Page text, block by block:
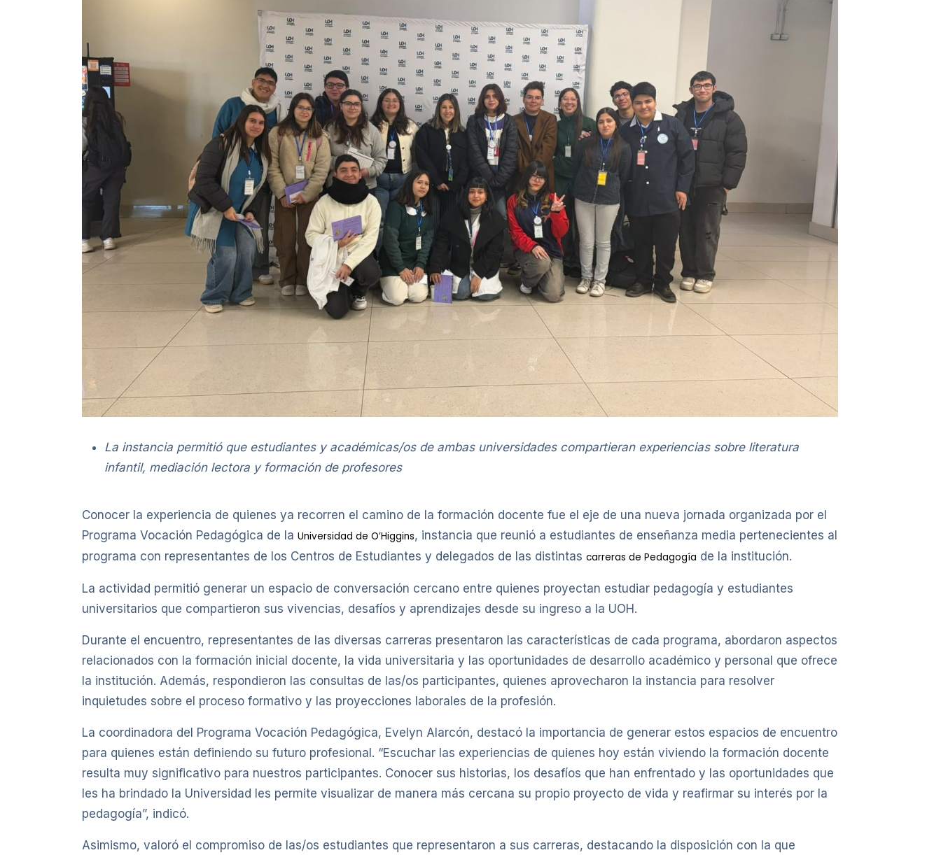
La instancia permitió que estudiantes y académicas/os de ambas universidades compartieran experiencias sobre literatura
infantil, mediación lectora y formación de profesores
Conocer la experiencia de quienes ya recorren el camino de la formación docente fue el eje de una nueva jornada organizada por el
Programa Vocación Pedagógica de la Universidad de O’Higgins, instancia que reunió a estudiantes de enseñanza media pertenecientes al
programa con representantes de los Centros de Estudiantes y delegados de las distintas carreras de Pedagogía de la institución.
La actividad permitió generar un espacio de conversación cercano entre quienes proyectan estudiar pedagogía y estudiantes
universitarios que compartieron sus vivencias, desafíos y aprendizajes desde su ingreso a la UOH.
Durante el encuentro, representantes de las diversas carreras presentaron las características de cada programa, abordaron aspectos
relacionados con la formación inicial docente, la vida universitaria y las oportunidades de desarrollo académico y personal que ofrece
la institución. Además, respondieron las consultas de las/os participantes, quienes aprovecharon la instancia para resolver
inquietudes sobre el proceso formativo y las proyecciones laborales de la profesión.
La coordinadora del Programa Vocación Pedagógica, Evelyn Alarcón, destacó la importancia de generar estos espacios de encuentro
para quienes están definiendo su futuro profesional. “Escuchar las experiencias de quienes hoy están viviendo la formación docente
resulta muy significativo para nuestros participantes. Conocer sus historias, los desafíos que han enfrentado y las oportunidades que
les ha brindado la Universidad les permite visualizar de manera más cercana su propio proyecto de vida y reafirmar su interés por la
pedagogía”, indicó.
Asimismo, valoró el compromiso de las/os estudiantes que representaron a sus carreras, destacando la disposición con la que